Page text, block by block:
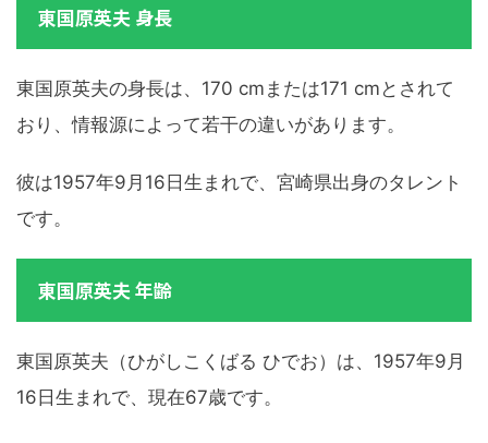
東国原英夫 身長
東国原英夫の身長は、170 cmまたは171 cmとされて
おり、情報源によって若干の違いがあります。
彼は1957年9月16日生まれで、宮崎県出身のタレント
です。
東国原英夫 年齢
東国原英夫（ひがしこくばる ひでお）は、1957年9月
16日生まれで、現在67歳です。